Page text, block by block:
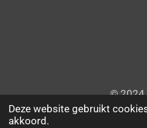
Deze website gebruikt
akkoord.
© 2024